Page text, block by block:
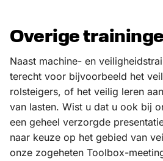
Overige
Naast machine- en
terecht voor bijvoorbeeld het
rolsteigers, of het veilig leren
van lasten. Wist u dat u ook bij
een geheel verzorgde
naar keuze op het gebied van
onze zogeheten Toolbox-